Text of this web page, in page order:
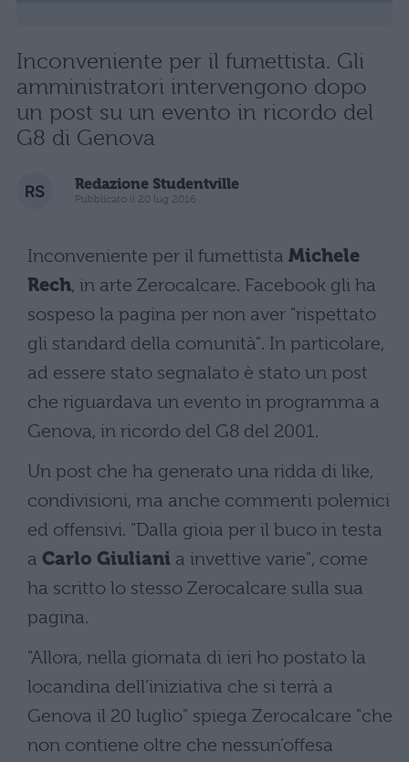
Inconveniente per il fumettista. Gli
amministratori intervengono dopo
un post su un evento in ricordo del
G8 di Genova
Redazione Studentville
Pubblicato il 20 lug 2016
Inconveniente per il fumettista Michele
Rech, in arte Zerocalcare. Facebook gli ha
sospeso la pagina per non aver "rispettato
gli standard della comunità". In particolare,
ad essere stato segnalato è stato un post
che riguardava un evento in programma a
Genova, in ricordo del G8 del 2001.
Un post che ha generato una ridda di like,
condivisioni, ma anche commenti polemici
ed offensivi. "Dalla gioia per il buco in testa
a Carlo Giuliani a invettive varie", come
ha scritto lo stesso Zerocalcare sulla sua
pagina.
"Allora, nella giornata di ieri ho postato la
locandina dell’iniziativa che si terrà a
Genova il 20 luglio" spiega Zerocalcare "che
non contiene oltre che nessun’offesa